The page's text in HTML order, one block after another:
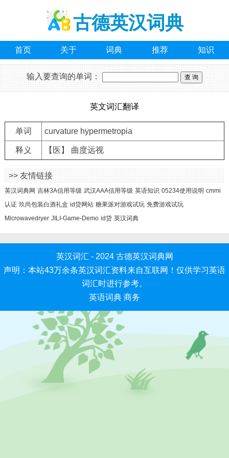
古德英汉词典
首页 关于 词典 推荐 知识
输入要查询的单词：
英文词汇翻译
单词 curvature hypermetropia
释义 【医】 曲度远视
>> 友情链接
英汉词典网 吉林3A信用等级 武汉AAA信用等级 英语知识 05234使用说明 cmmi
认证 玖尚包装白酒礼盒 id贷网站 糖果派对游戏试玩 免费游戏试玩
Microwavedryer JILI-Game-Demo id贷 英汉词典
英汉词汇 - 2024 古德英汉词典网
声明：本站43万余条英汉词汇资料来自互联网！仅供学习英语
词汇时进行参考。
英语词典 商务